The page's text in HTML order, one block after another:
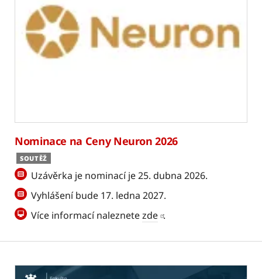
Nominace na Ceny Neuron 2026
SOUTĚŽ
Uzávěrka je nominací je 25. dubna 2026.
Vyhlášení bude 17. ledna 2027.
Více informací naleznetezde .